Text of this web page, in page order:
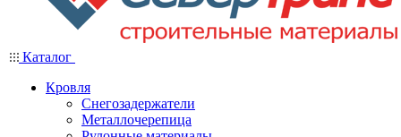
Каталог
Кровля
Снегозадержатели
Металлочерепица